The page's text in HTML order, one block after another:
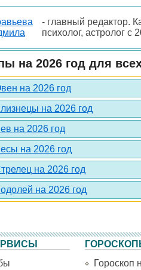
- главный редактор.
психолог, астролог с
на 2026 год для
на 2026 год
на 2026 год
на 2026 год
на 2026 год
на 2026 год
на 2026 год
Гороскоп